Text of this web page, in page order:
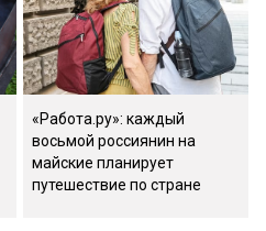
«Работа.ру»: каждый
восьмой россиянин на
майские планирует
путешествие по стране